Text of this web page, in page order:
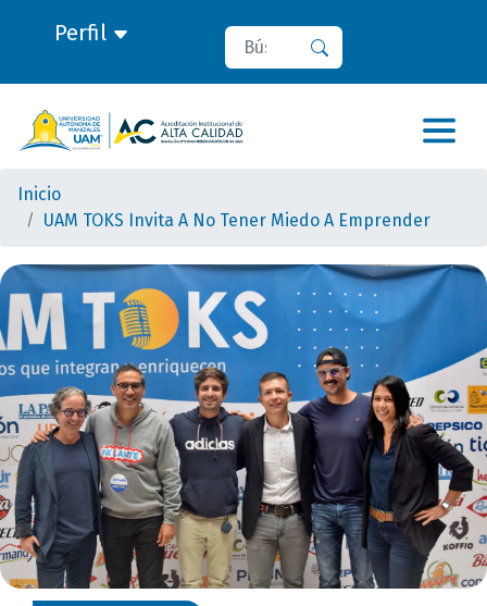
Perfil Buscar
Inicio
UAM TOKS Invita A No Tener Miedo A Emprender